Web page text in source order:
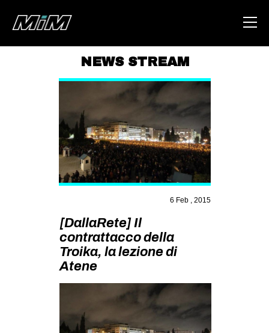
ABOUT
AREA
DEGENERAZIONE
GAZA FREESTYLE
STUDENTI TSUNAMI
ZAM
MOBILITAZIONI
NEWS STREAM
6 Feb , 2015
[DallaRete] Il
contrattacco della
Troika, la lezione di
Atene